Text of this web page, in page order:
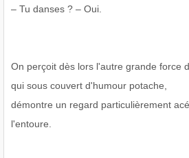
– Tu danses ? – Oui.
On perçoit dès lors l'autre grande force
qui sous couvert d'humour potache,
démontre un regard particulièrement
l'entoure.